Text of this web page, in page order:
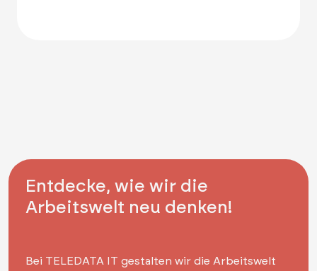
Entdecke, wie wir die
Arbeitswelt neu denken!
Bei TELEDATA IT gestalten wir die Arbeitswelt